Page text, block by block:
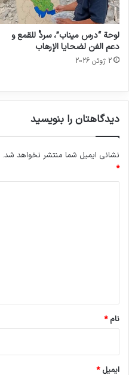
لوحة “درس ميناب”، سردٌ للقمع و
دعم الفن لضحايا الإرهاب
2 ژوئن 2026
دیدگاهتان را بنویسید
نشانی ایمیل شما منتشر نخواهد شد.
*
نام*
ایمیل*